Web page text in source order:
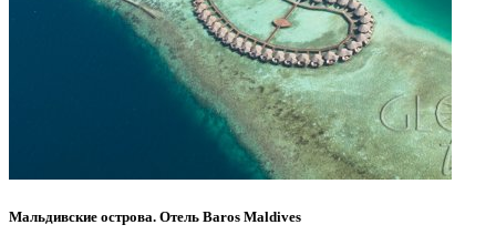
Мальдивские острова. Отель Baros Maldives